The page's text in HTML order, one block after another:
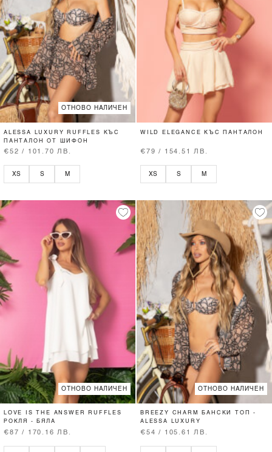
ОТНОВО НАЛИЧЕН
ALESSA LUXURY RUFFLES КЪС
ПАНТАЛОН ОТ ШИФОН
€52 / 101.70 ЛВ.
XS S M
WILD ELEGANCE КЪС ПАНТАЛОН
€79 / 154.51 ЛВ.
XS S M
ОТНОВО НАЛИЧЕН
LOVE IS THE ANSWER RUFFLES
РОКЛЯ - БЯЛА
€87 / 170.16 ЛВ.
ОТНОВО НАЛИЧЕН
BREEZY CHARM БАНСКИ ТОП -
ALESSA LUXURY
€54 / 105.61 ЛВ.